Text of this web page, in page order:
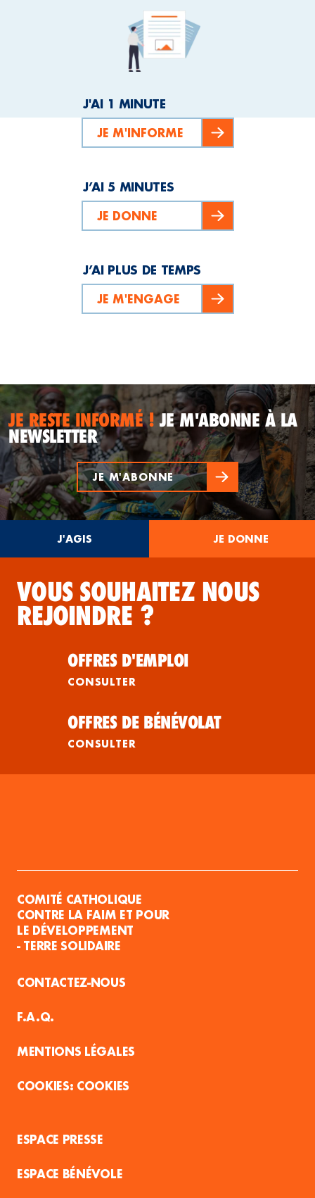
J'AI 1 MINUTE
JE M'INFORME
J’AI 5 MINUTES
JE DONNE
J’AI PLUS DE TEMPS
JE M'ENGAGE
JE RESTE INFORMÉ !JE M'ABONNE À LA
NEWSLETTER
JE M'ABONNE
J'AGIS JE DONNE
VOUS SOUHAITEZ NOUS
REJOINDRE ?
OFFRES D'EMPLOI
CONSULTER
OFFRES DE BÉNÉVOLAT
CONSULTER
COMITÉ CATHOLIQUE
CONTRE LA FAIM ET POUR
LE DÉVELOPPEMENT
- TERRE SOLIDAIRE
CONTACTEZ-NOUS
F.A.Q.
MENTIONS LÉGALES
COOKIES
ESPACE PRESSE
ESPACE BÉNÉVOLE